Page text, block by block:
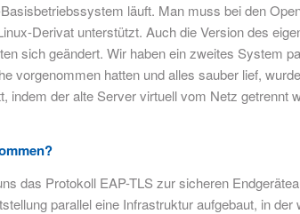
läuft. Man muss bei den
Derivat unterstützt. Auch die Version des
sich geändert. Wir haben ein zweites System
vorgenommen hatten und alles sauber lief,
der alte Server virtuell vom Netz
das Protokoll EAP-TLS zur sicheren
parallel eine Infrastruktur aufgebaut, in